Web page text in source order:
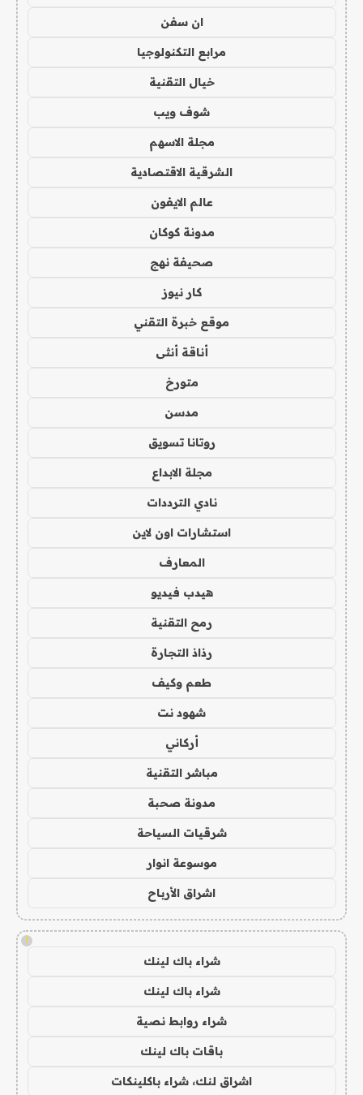
ان سفن
مرابع التكنولوجيا
خيال التقنية
شوف ويب
مجلة الاسهم
الشرقية الاقتصادية
عالم الايفون
مدونة كوكان
صحيفة نهج
كار نيوز
موقع خبرة التقني
أناقة أنثى
متورخ
مدسن
روتانا تسويق
مجلة الابداع
نادي الترددات
استشارات اون لاين
المعارف
هيدب فيديو
رمح التقنية
رذاذ التجارة
طعم وكيف
شهود نت
أركاني
مباشر التقنية
مدونة صحبة
شرقيات السياحة
موسوعة انوار
اشراق الأرباح
!
شراء باك لينك
شراء باك لينك
شراء روابط نصية
باقات باك لينك
اشراق لنك، شراء باكلينكات